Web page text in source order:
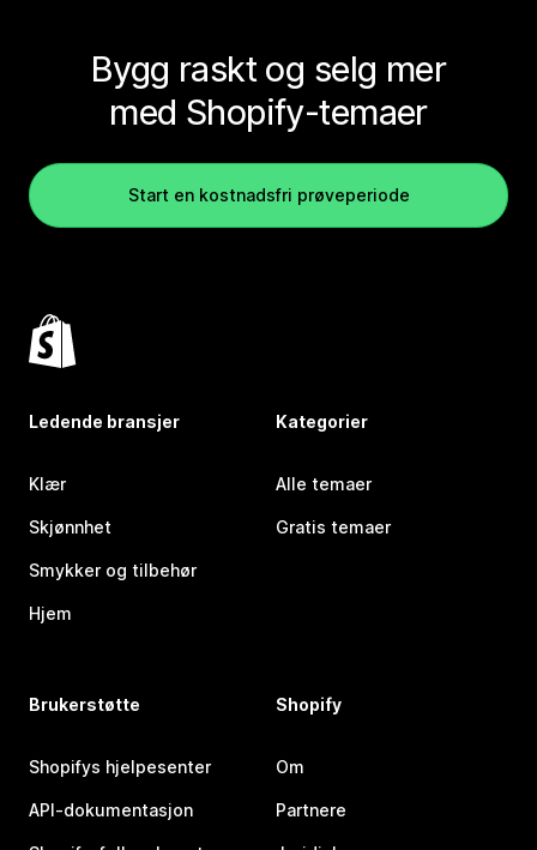
Bygg raskt og selg mer
med Shopify-temaer
Start en kostnadsfri prøveperiode
Ledende bransjer
Klær
Skjønnhet
Smykker og tilbehør
Hjem
Kategorier
Alle temaer
Gratis temaer
Brukerstøtte
Shopifys hjelpesenter
API-dokumentasjon
Shopify
Om
Partnere